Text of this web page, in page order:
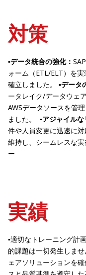
対策
▪️データ統合の強化：
ォーム（ETL/ELT）を
確立しました。
▪️データ
ータレイク/データウェ
AWSデータソースを管
ました。
▪️アジャイルな
件や人員変更に迅速に
維持し、シームレスな実
ー
実績
▪️適切なトレーニング計
的課題は一切発生しませ
ェアソリューションを